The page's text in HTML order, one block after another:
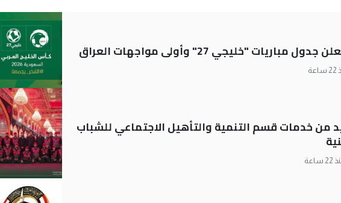
"خليجي 27" وأولى مواجهات العراق
من خدمات قسم التنمية والتأهيل الاجتماعي للشباب
ساعة